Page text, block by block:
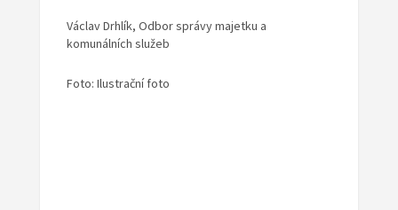
Václav Drhlík, Odbor správy majetku a
komunálních služeb
Foto: Ilustrační foto